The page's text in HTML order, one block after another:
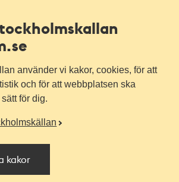
använder vi kakor, cookies, för att
och för att webbplatsen ska
för dig.
kakor